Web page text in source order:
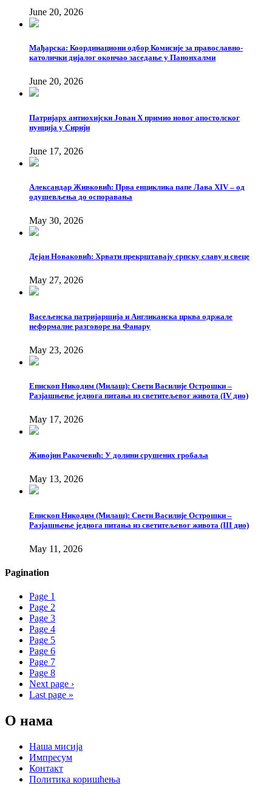
June 20, 2026
Мађарска: Координациони одбор Комисије за православно-
католички дијалог окончао заседање у Панонхалми
June 20, 2026
Патријарх антиохијски Јован X примио новог апостолског
нунција у Сирији
June 17, 2026
Александар Живковић: Прва енциклика папе Лава XIV – од
одушевљења до оспоравања
May 30, 2026
Дејан Новаковић: Хрвати прекрштавају српску славу и свеце
May 27, 2026
Васељенска патријаршија и Англиканска црква одржале
неформалне разговоре на Фанару
May 23, 2026
Епископ Никодим (Милаш): Свети Василије Острошки –
Разјашњење једнога питања из светитељевог живота (IV дио)
May 17, 2026
Живојин Ракочевић: У долини срушених гробаља
May 13, 2026
Епископ Никодим (Милаш): Свети Василије Острошки –
Разјашњење једнога питања из светитељевог живота (III дио)
May 11, 2026
Pagination
Page 1
Page 2
Page 3
Page 4
Page 5
Page 6
Page 7
Page 8
Next page ›
Last page »
О нама
Наша мисија
Импресум
Контакт
Политика коришћења